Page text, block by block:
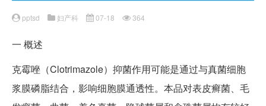
pptsd 妇产科 07-18 364
一 概述
克霉唑（Clotrimazole）抑菌作用可能是通过与真菌细胞
浆膜磷脂结合，影响细胞膜通透性。本品对表皮癣菌、毛